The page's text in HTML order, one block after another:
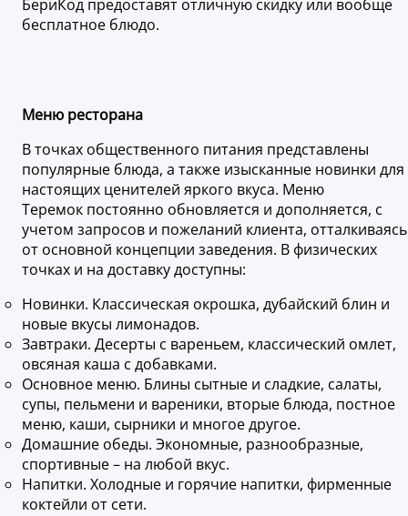
БериКод предоставят отличную скидку или вообще
бесплатное блюдо.
Меню ресторана
В точках общественного питания представлены
популярные блюда, а также изысканные новинки для
настоящих ценителей яркого вкуса. Меню
Теремок постоянно обновляется и дополняется, с
учетом запросов и пожеланий клиента, отталкиваясь
от основной концепции заведения. В физических
точках и на доставку доступны:
Новинки. Классическая окрошка, дубайский блин и
новые вкусы лимонадов.
Завтраки. Десерты с вареньем, классический омлет,
овсяная каша с добавками.
Основное меню. Блины сытные и сладкие, салаты,
супы, пельмени и вареники, вторые блюда, постное
меню, каши, сырники и многое другое.
Домашние обеды. Экономные, разнообразные,
спортивные – на любой вкус.
Напитки. Холодные и горячие напитки, фирменные
коктейли от сети.